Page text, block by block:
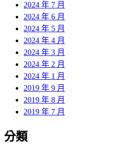
2024 年 7 月
2024 年 6 月
2024 年 5 月
2024 年 4 月
2024 年 3 月
2024 年 2 月
2024 年 1 月
2019 年 9 月
2019 年 8 月
2019 年 7 月
分類